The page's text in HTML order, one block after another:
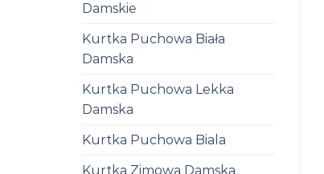
Damskie
Kurtka Puchowa Biała
Damska
Kurtka Puchowa Lekka
Damska
Kurtka Puchowa Biala
Kurtka Zimowa Damska